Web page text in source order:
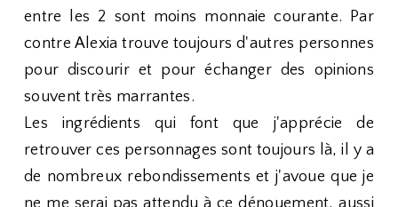
entre les 2 sont moins monnaie courante. Par
contre Alexia trouve toujours d'autres personnes
pour discourir et pour échanger des opinions
souvent très marrantes.
Les ingrédients qui font que j'apprécie de
retrouver ces personnages sont toujours là, il y a
de nombreux rebondissements et j'avoue que je
ne me serai pas attendu à ce dénouement, aussi